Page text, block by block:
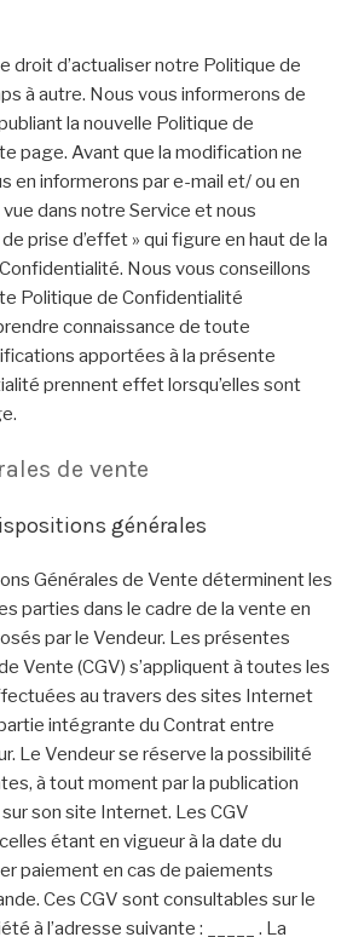
droit d’actualiser notre Politique de
à autre. Nous vous informerons de
la nouvelle Politique de
page. Avant que la modification ne
en informerons par e-mail et/ ou en
dans notre Service et nous
prise d’effet » qui figure en haut de la
Nous vous conseillons
Politique de Confidentialité
connaissance de toute
apportées à la présente
prennent effet lorsqu’elles sont
de vente
générales
Générales de Vente déterminent les
parties dans le cadre de la vente en
par le Vendeur. Les présentes
Vente (CGV) s’appliquent à toutes les
au travers des sites Internet
intégrante du Contrat entre
Le Vendeur se réserve la possibilité
à tout moment par la publication
son site Internet. Les CGV
étant en vigueur à la date du
paiement en cas de paiements
Ces CGV sont consultables sur le
à l’adresse suivante : _____ . La